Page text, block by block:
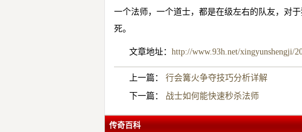
一个法师，一个道士，都是在级左右的队友，对
死。
文章地址： http://www.93h.net/xingyunshengji/
上一篇： 行会篝火争夺技巧分析详解
下一篇： 战士如何能快速秒杀法师
传奇百科